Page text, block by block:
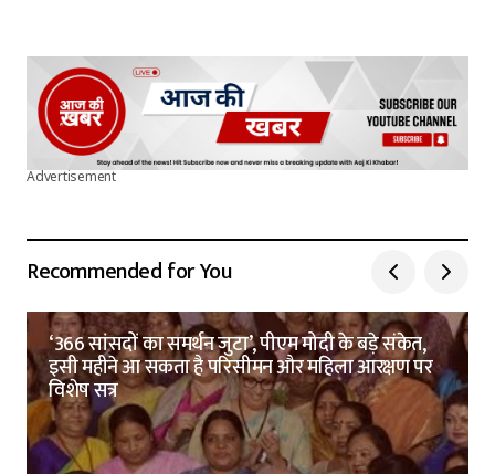
Advertisement
Recommended for You
‘366 सांसदों का समर्थन जुटा’, पीएम मोदी के बड़े संकेत,
इसी महीने आ सकता है परिसीमन और महिला आरक्षण पर
विशेष सत्र